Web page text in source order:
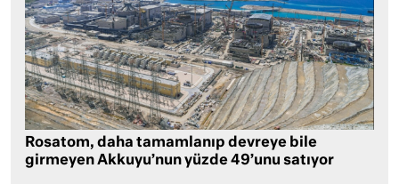
Rosatom, daha tamamlanıp devreye bile
girmeyen Akkuyu’nun yüzde 49’unu satıyor